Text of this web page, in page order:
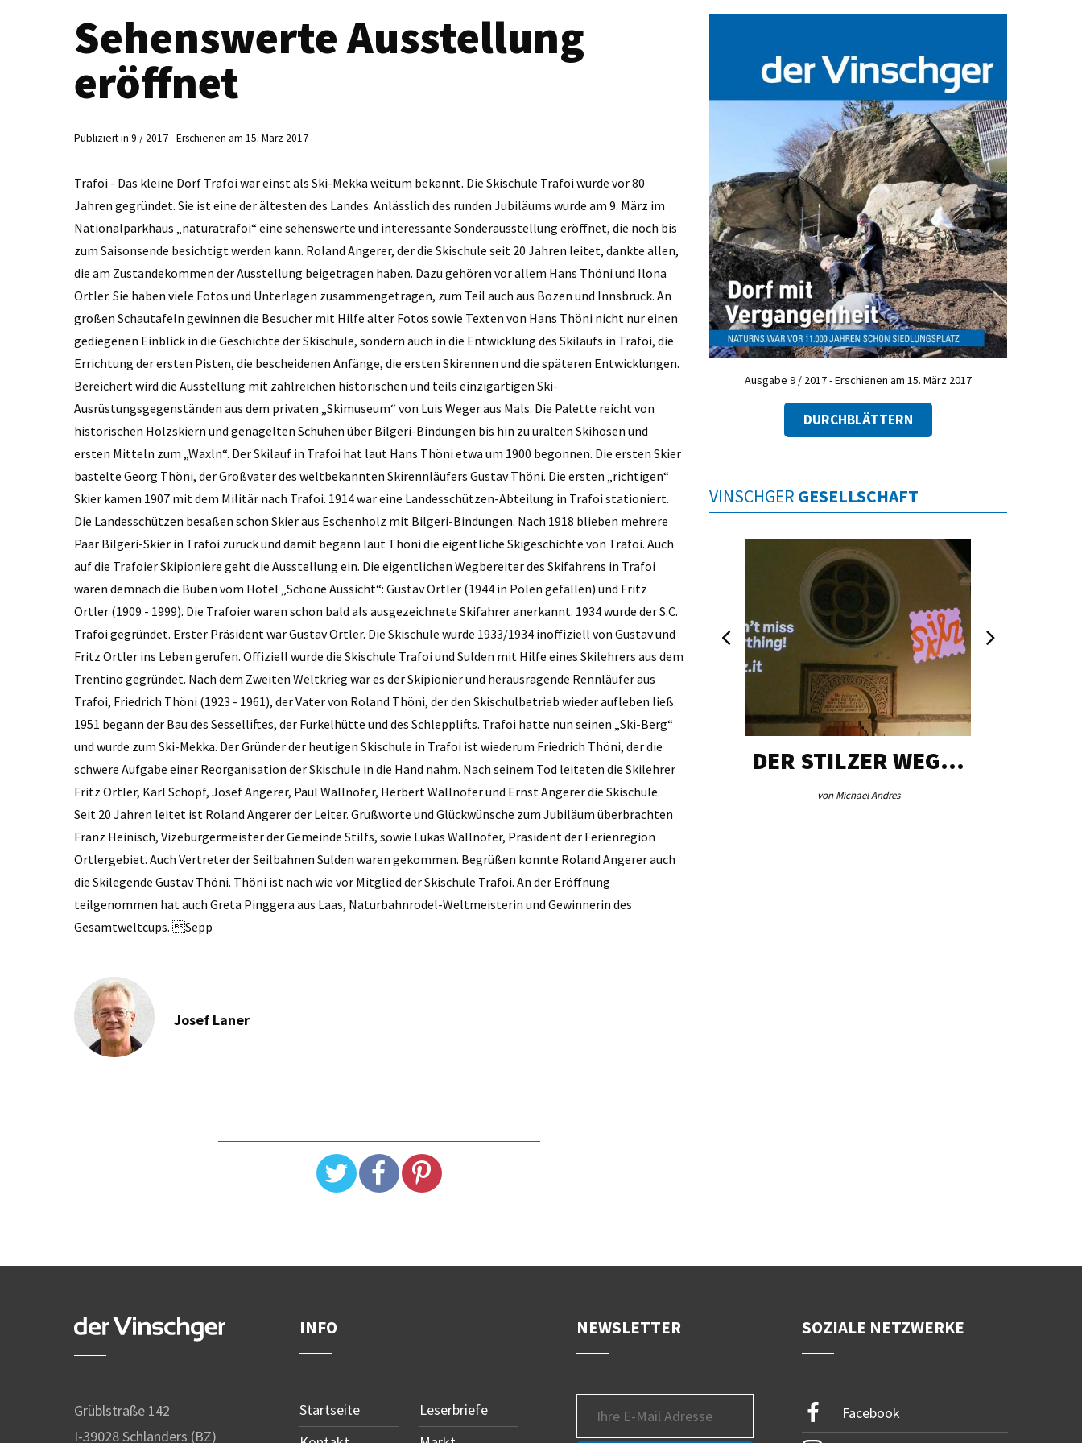
Sehenswerte Ausstellung
eröffnet
Publiziert in 9 / 2017 - Erschienen am 15. März 2017
Trafoi - Das kleine Dorf Trafoi war einst als Ski-Mekka weitum bekannt. Die Skischule Trafoi wurde vor 80
Jahren gegründet. Sie ist eine der ältesten des Landes. Anlässlich des runden Jubiläums wurde am 9. März im
Nationalparkhaus „naturatrafoi“ eine sehenswerte und interessante Sonderausstellung eröffnet, die noch bis
zum Saisonsende besichtigt werden kann. Roland Angerer, der die Skischule seit 20 Jahren leitet, dankte allen,
die am Zustandekommen der Ausstellung beigetragen haben. Dazu gehören vor allem Hans Thöni und Ilona
Ortler. Sie haben viele Fotos und Unterlagen zusammengetragen, zum Teil auch aus Bozen und Innsbruck. An
großen Schautafeln gewinnen die Besucher mit Hilfe alter Fotos sowie Texten von Hans Thöni nicht nur einen
gediegenen Einblick in die Geschichte der Skischule, sondern auch in die Entwicklung des Skilaufs in Trafoi, die
Errichtung der ersten Pisten, die bescheidenen Anfänge, die ersten Skirennen und die späteren Entwicklungen.
Bereichert wird die Ausstellung mit zahlreichen historischen und teils einzigartigen Ski-
Ausrüstungsgegenständen aus dem privaten „Skimuseum“ von Luis Weger aus Mals. Die Palette reicht von
historischen Holzskiern und genagelten Schuhen über Bilgeri-Bindungen bis hin zu uralten Skihosen und
ersten Mitteln zum „Waxln“. Der Skilauf in Trafoi hat laut Hans Thöni etwa um 1900 begonnen. Die ersten Skier
bastelte Georg Thöni, der Großvater des weltbekannten Skirennläufers Gustav Thöni. Die ersten „richtigen“
Skier kamen 1907 mit dem Militär nach Trafoi. 1914 war eine Landesschützen-Abteilung in Trafoi stationiert.
Die Landesschützen besaßen schon Skier aus Eschenholz mit Bilgeri-Bindungen. Nach 1918 blieben mehrere
Paar Bilgeri-Skier in Trafoi zurück und damit begann laut Thöni die eigentliche Skigeschichte von Trafoi. Auch
auf die Trafoier Skipioniere geht die Ausstellung ein. Die eigentlichen Wegbereiter des Skifahrens in Trafoi
waren demnach die Buben vom Hotel „Schöne Aussicht“: Gustav Ortler (1944 in Polen gefallen) und Fritz
Ortler (1909 - 1999). Die Trafoier waren schon bald als ausgezeichnete Skifahrer anerkannt. 1934 wurde der S.C.
Trafoi gegründet. Erster Präsident war Gustav Ortler. Die Skischule wurde 1933/1934 inoffiziell von Gustav und
Fritz Ortler ins Leben gerufen. Offiziell wurde die Skischule Trafoi und Sulden mit Hilfe eines Skilehrers aus dem
Trentino gegründet. Nach dem Zweiten Weltkrieg war es der Skipionier und herausragende Rennläufer aus
Trafoi, Friedrich Thöni (1923 - 1961), der Vater von Roland Thöni, der den Skischulbetrieb wieder aufleben ließ.
1951 begann der Bau des Sesselliftes, der Furkelhütte und des Schlepplifts. Trafoi hatte nun seinen „Ski-Berg“
und wurde zum Ski-Mekka. Der Gründer der heutigen Skischule in Trafoi ist wiederum Friedrich Thöni, der die
schwere Aufgabe einer Reorganisation der Skischule in die Hand nahm. Nach seinem Tod leiteten die Skilehrer
Fritz Ortler, Karl Schöpf, Josef Angerer, Paul Wallnöfer, Herbert Wallnöfer und Ernst Angerer die Skischule.
Seit 20 Jahren leitet ist Roland Angerer der Leiter. Grußworte und Glückwünsche zum Jubiläum überbrachten
Franz Heinisch, Vizebürgermeister der Gemeinde Stilfs, sowie Lukas Wallnöfer, Präsident der Ferienregion
Ortlergebiet. Auch Vertreter der Seilbahnen Sulden waren gekommen. Begrüßen konnte Roland Angerer auch
die Skilegende Gustav Thöni. Thöni ist nach wie vor Mitglied der Skischule Trafoi. An der Eröffnung
teilgenommen hat auch Greta Pinggera aus Laas, Naturbahnrodel-Weltmeisterin und Gewinnerin des
Gesamtweltcups. Sepp
Josef Laner
Ausgabe 9 / 2017 - Erschienen am 15. März 2017
DURCHBLÄTTERN
VINSCHGER GESELLSCHAFT
DER STILZER WEG…
von Michael Andres
Grüblstraße 142
I-39028 Schlanders (BZ)
INFO
Startseite
Leserbriefe
NEWSLETTER SOZIALE NETZWERKE
Facebook